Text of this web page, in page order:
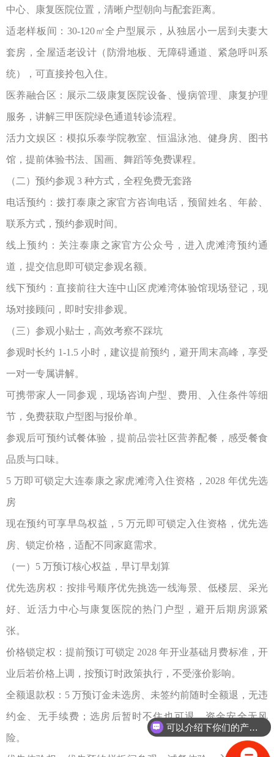
中心、康复医院位置，清晰户型朝向与配套距离。
适老样板间： 30-120㎡全户型展示，从独居小一居到夫妻大
套房，全屋适老设计（防滑地板、无障碍通道、紧急呼叫系
统），可直接拎包入住。
医养融合区：展示二级康复医院设备、慢病管理、康复护理
服务，讲解三甲医院绿色通道转诊流程。
活力文娱区：模拟乐泰学院教室、恒温泳池、健身房、图书
馆，提前体验书法、国画、舞蹈等免费课程。
（二）预约参观 3 种方式，全程免费无套路
电话预约：拨打泰康之家官方咨询电话，预留姓名、年龄、
联系方式，预约参观时间。
线上预约：关注泰康之家官方公众号，进入虎滩湾预约通
道，提交信息即可锁定参观名额。
线下预约：直接前往大连中山区虎滩湾体验馆现场登记，现
场对接顾问，即时安排参观。
（三）参观小贴士，高效考察不踩坑
参观时长约 1-1.5 小时，建议提前预约，避开周末高峰，享受
一对一专属讲解。
可携带家人一同参观，现场咨询户型、费用、入住条件等细
节，免费获取户型图与报价单。
参观后可预约试餐体验，提前品尝社区营养配餐，感受餐食
品质与口味。
5 万即可锁定大连泰康之家虎滩湾入住资格， 2028 年优先选
房
现在预约可享早鸟权益， 5 万元即可锁定入住资格，优先选
房、锁定价格，适配不同家庭需求。
（一） 5 万预订核心权益，早订早划算
优先选房权：按排号顺序优先挑选一线海景、低楼层、采光
好、近活力中心与康复医院的热门户型，避开后期房源紧
张。
价格锁定权：提前预订可锁定 2028年开业基础月费标准，开
业后若价格上调，按预订时政策执行，不受涨价影响。
全额退款权： 5 万预订金未选房、未签约前随时全额退，无违
约金、无手续费；选房后暂时不住也可退，资金安全无风
险。
可以介绍下你们的产品么？
你们是怎么收费的呢？